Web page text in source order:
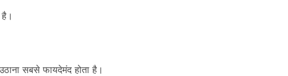
सबसे फायदेमंद होता है।